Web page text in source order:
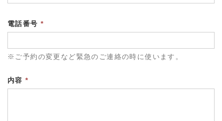
電話番号 *
※ご予約の変更など緊急のご連絡の時に使います。
内容*